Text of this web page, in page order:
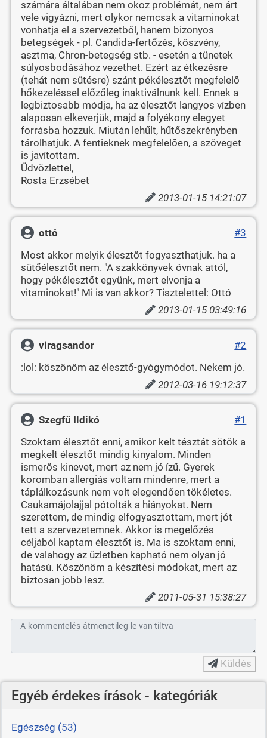
számára általában nem okoz problémát, nem árt
vele vigyázni, mert olykor nemcsak a vitaminokat
vonhatja el a szervezetből, hanem bizonyos
betegségek - pl. Candida-fertőzés, köszvény,
asztma, Chron-betegség stb. - esetén a tünetek
súlyosbodásához vezethet. Ezért az étkezésre
(tehát nem sütésre) szánt pékélesztőt megfelelő
hőkezeléssel előzőleg inaktiválnunk kell. Ennek a
legbiztosabb módja, ha az élesztőt langyos vízben
alaposan elkeverjük, majd a folyékony elegyet
forrásba hozzuk. Miután lehűlt, hűtőszekrényben
tárolhatjuk. A fentieknek megfelelően, a szöveget
is javítottam.
Üdvözlettel,
Rosta Erzsébet
2013-01-15 14:21:07
ottó
#3
Most akkor melyik élesztőt fogyaszthatjuk. ha a
sütőélesztőt nem. "A szakkönyvek óvnak attól,
hogy pékélesztőt együnk, mert elvonja a
vitaminokat!" Mi is van akkor? Tisztelettel: Ottó
2013-01-15 03:49:16
viragsandor
#2
:lol: köszönöm az élesztő-gyógymódot. Nekem jó.
2012-03-16 19:12:37
Szegfű Ildikó
#1
Szoktam élesztőt enni, amikor kelt tésztát sötök a
megkelt élesztőt mindig kinyalom. Minden
ismerős kinevet, mert az nem jó ízű. Gyerek
koromban allergiás voltam mindenre, mert a
táplálkozásunk nem volt elegendően tökéletes.
Csukamájolajjal pótolták a hiányokat. Nem
szerettem, de mindig elfogyasztottam, mert jót
tett a szervezetemnek. Akkor is megelőzés
céljából kaptam élesztőt is. Ma is szoktam enni,
de valahogy az üzletben kapható nem olyan jó
hatású. Köszönöm a készítési módokat, mert az
biztosan jobb lesz.
2011-05-31 15:38:27
A kommentelés átmenetileg le van tiltva
Küldés
Egyéb érdekes írások - kategóriák
Egészség (53)